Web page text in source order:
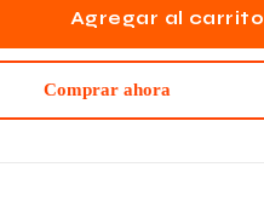
Agregar al carrito
Comprar ahora